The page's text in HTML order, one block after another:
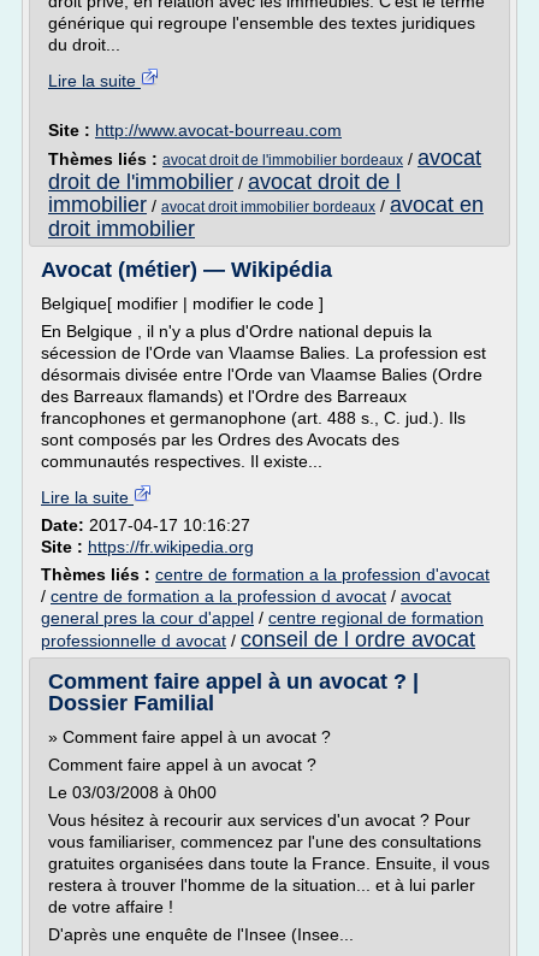
générique qui regroupe l'ensemble des textes juridiques
du droit...
Lire la suite
Site : http://www.avocat-bourreau.com
Thèmes liés : avocat droit de l'immobilier bordeaux / avocat
droit de l'immobilier / avocat droit de l
immobilier / avocat droit immobilier bordeaux / avocat en
droit immobilier
Avocat (métier) — Wikipédia
Belgique[ modifier | modifier le code ]
En Belgique , il n'y a plus d'Ordre national depuis la
sécession de l'Orde van Vlaamse Balies. La profession est
désormais divisée entre l'Orde van Vlaamse Balies (Ordre
des Barreaux flamands) et l'Ordre des Barreaux
francophones et germanophone (art. 488 s., C. jud.). Ils
sont composés par les Ordres des Avocats des
communautés respectives. Il existe...
Lire la suite
Date: 2017-04-17 10:16:27
Site : https://fr.wikipedia.org
Thèmes liés : centre de formation a la profession d'avocat
/ centre de formation a la profession d avocat / avocat
general pres la cour d'appel / centre regional de formation
professionnelle d avocat / conseil de l ordre avocat
Comment faire appel à un avocat ? |
Dossier Familial
» Comment faire appel à un avocat ?
Comment faire appel à un avocat ?
Le 03/03/2008 à 0h00
Vous hésitez à recourir aux services d'un avocat ? Pour
vous familiariser, commencez par l'une des consultations
gratuites organisées dans toute la France. Ensuite, il vous
restera à trouver l'homme de la situation... et à lui parler
de votre affaire !
D'après une enquête de l'Insee (Insee...